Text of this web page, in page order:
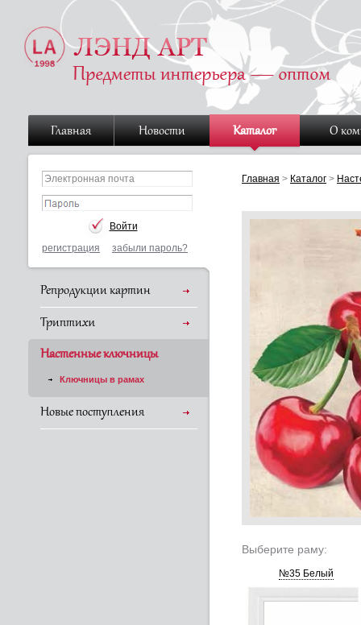
Главная Новости Каталог О
регистрация забыли пароль?
Репродукции картин
Триптихи
Настенные ключницы
Ключницы в рамах
Новые поступления
Главная > Каталог >
Выберите раму:
№35 Белый